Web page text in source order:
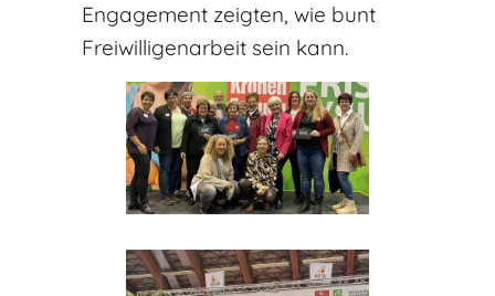
Engagement zeigten, wie bunt
Freiwilligenarbeit sein kann.